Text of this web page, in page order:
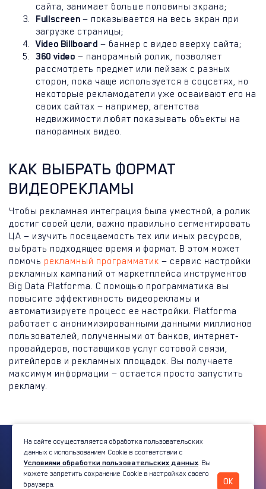
сайта, занимает больше половины экрана;
Fullscreen — показывается на весь экран при
загрузке страницы;
Video Billboard — баннер с видео вверху сайта;
360 video — панорамный ролик, позволяет
рассмотреть предмет или пейзаж с разных
сторон, пока чаще используется в соцсетях, но
некоторые рекламодатели уже осваивают его на
своих сайтах — например, агентства
недвижимости любят показывать объекты на
панорамных видео.
КАК ВЫБРАТЬ ФОРМАТ
ВИДЕОРЕКЛАМЫ
Чтобы рекламная интеграция была уместной, а ролик
достиг своей цели, важно правильно сегментировать
ЦА — изучить посещаемость тех или иных ресурсов,
выбрать подходящее время и формат. В этом может
помочь рекламный программатик — сервис настройки
рекламных кампаний от маркетплейса инструментов
Big Data Platforma. С помощью программатика вы
повысите эффективность видеорекламы и
автоматизируете процесс ее настройки. Platforma
работает с анонимизированными данными миллионов
пользователей, полученными от банков, интернет-
провайдеров, поставщиков услуг сотовой связи,
ритейлеров и рекламных площадок. Вы получаете
максимум информации — остается просто запустить
рекламу.
© 2026 Platforma
На сайте осуществляется обработка пользовательских
данных с использованием Cookie в соответствии с
Условиями обработки пользовательских данных . Вы
можете запретить сохранение Cookie в настройках своего
браузера.
OK